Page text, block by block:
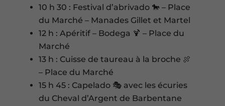
10 h 30 : Festival d’abrivado 🐎 – Place
du Marché – Manades Gillet et Martel
12 h : Apéritif – Bodega 🍹 – Place du
Marché
13 h : Cuisse de taureau à la broche 🍖
– Place du Marché
15 h 45 : Capelado 🎭 avec les écuries
du Cheval d’Argent de Barbentane